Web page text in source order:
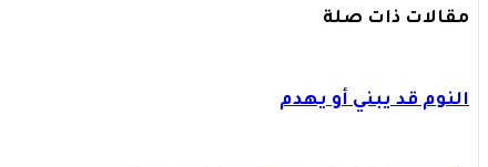
مقالات ذات صلة
النوم قد يبني أو يهدم